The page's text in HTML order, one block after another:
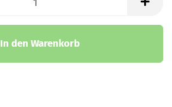
In den Warenkorb